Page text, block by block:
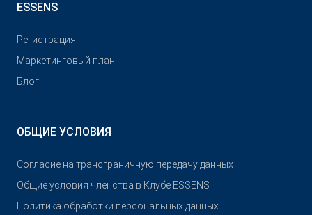
ESSENS
Pегистрация
Маркетинговый план
Блог
ОБЩИЕ УСЛОВИЯ
Согласие на трансграничную передачу данных
Общие условия членства в Клубе ESSENS
Политика обработки персональных данных